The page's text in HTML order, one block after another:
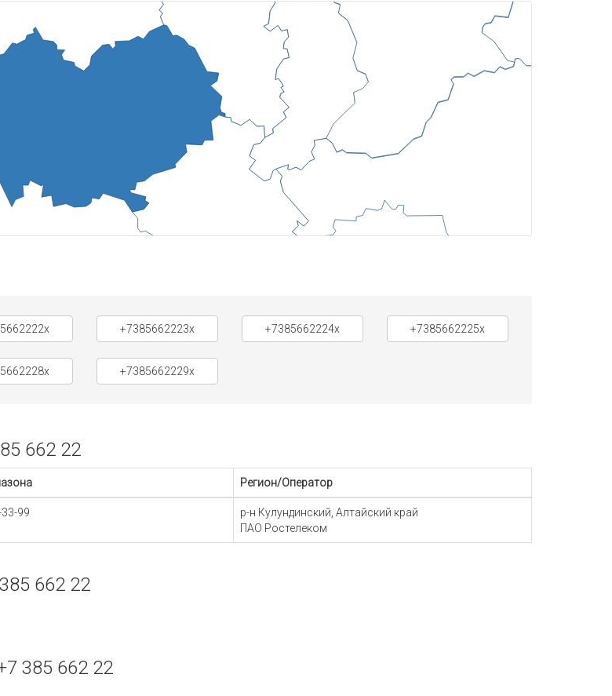
+7385662223x +7385662224x +7385662225x
+7385662229x
662 22
Регион/Оператор
99
р-н Кулундинский, Алтайский край
ПАО Ростелеком
662 22
385 662 22